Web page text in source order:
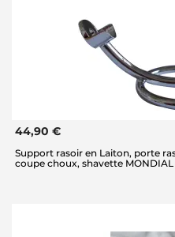
44,90 €
Support rasoir en Laiton, porte
coupe choux, shavette MONDIAL